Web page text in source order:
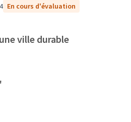
4 En cours d'évaluation
ville durable